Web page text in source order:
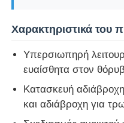
Αρχική Σελίδα
Βίντεο
Χαρακτηριστικά του
Υπερσιωπηρή
ευαίσθητα στον
Κατασκευή
και αδιάβροχη για